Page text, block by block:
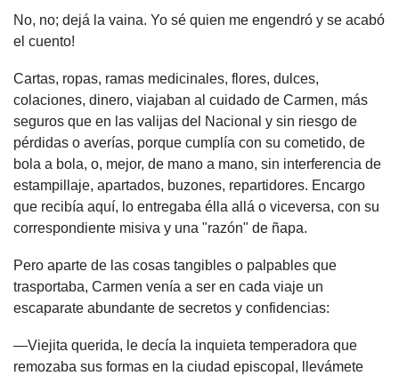
No, no; dejá la vaina. Yo sé quien me engendró y se acabó
el cuento!
Cartas, ropas, ramas medicinales, flores, dulces,
colaciones, dinero, viajaban al cuidado de Carmen, más
seguros que en las valijas del Nacional y sin riesgo de
pérdidas o averías, porque cumplía con su cometido, de
bola a bola, o, mejor, de mano a mano, sin interferencia de
estampillaje, apartados, buzones, repartidores. Encargo
que recibía aquí, lo entregaba élla allá o viceversa, con su
correspondiente misiva y una "razón" de ñapa.
Pero aparte de las cosas tangibles o palpables que
trasportaba, Carmen venía a ser en cada viaje un
escaparate abundante de secretos y confidencias:
—Viejita querida, le decía la inquieta temperadora que
remozaba sus formas en la ciudad episcopal, llevámete